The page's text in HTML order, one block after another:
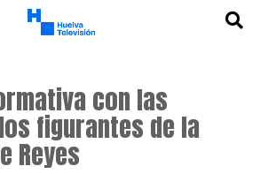
con las
figurantes de la
Reyes